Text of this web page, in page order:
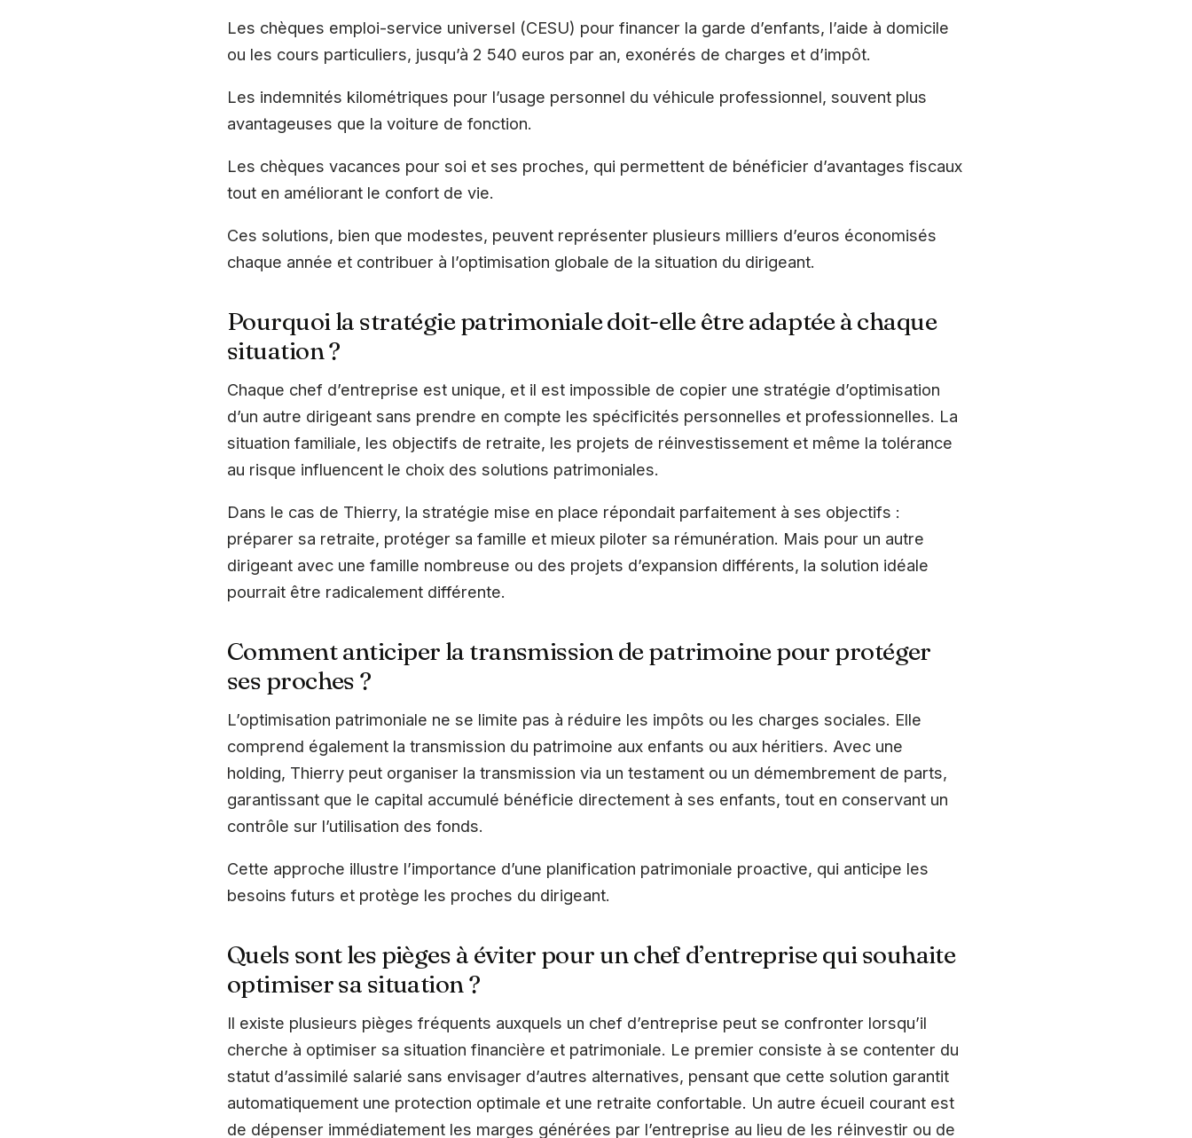
Les chèques emploi-service universel (CESU) pour financer la garde d’enfants, l’aide à domicile
ou les cours particuliers, jusqu’à 2 540 euros par an, exonérés de charges et d’impôt.
Les indemnités kilométriques pour l’usage personnel du véhicule professionnel, souvent plus
avantageuses que la voiture de fonction.
Les chèques vacances pour soi et ses proches, qui permettent de bénéficier d’avantages fiscaux
tout en améliorant le confort de vie.
Ces solutions, bien que modestes, peuvent représenter plusieurs milliers d’euros économisés
chaque année et contribuer à l’optimisation globale de la situation du dirigeant.
Pourquoi la stratégie patrimoniale doit-elle être adaptée à chaque
situation ?
Chaque chef d’entreprise est unique, et il est impossible de copier une stratégie d’optimisation
d’un autre dirigeant sans prendre en compte les spécificités personnelles et professionnelles. La
situation familiale, les objectifs de retraite, les projets de réinvestissement et même la tolérance
au risque influencent le choix des solutions patrimoniales.
Dans le cas de Thierry, la stratégie mise en place répondait parfaitement à ses objectifs :
préparer sa retraite, protéger sa famille et mieux piloter sa rémunération. Mais pour un autre
dirigeant avec une famille nombreuse ou des projets d’expansion différents, la solution idéale
pourrait être radicalement différente.
Comment anticiper la transmission de patrimoine pour protéger
ses proches ?
L’optimisation patrimoniale ne se limite pas à réduire les impôts ou les charges sociales. Elle
comprend également la transmission du patrimoine aux enfants ou aux héritiers. Avec une
holding, Thierry peut organiser la transmission via un testament ou un démembrement de parts,
garantissant que le capital accumulé bénéficie directement à ses enfants, tout en conservant un
contrôle sur l’utilisation des fonds.
Cette approche illustre l’importance d’une planification patrimoniale proactive, qui anticipe les
besoins futurs et protège les proches du dirigeant.
Quels sont les pièges à éviter pour un chef d’entreprise qui souhaite
optimiser sa situation ?
Il existe plusieurs pièges fréquents auxquels un chef d’entreprise peut se confronter lorsqu’il
cherche à optimiser sa situation financière et patrimoniale. Le premier consiste à se contenter du
statut d’assimilé salarié sans envisager d’autres alternatives, pensant que cette solution garantit
automatiquement une protection optimale et une retraite confortable. Un autre écueil courant est
de dépenser immédiatement les marges générées par l’entreprise au lieu de les réinvestir ou de